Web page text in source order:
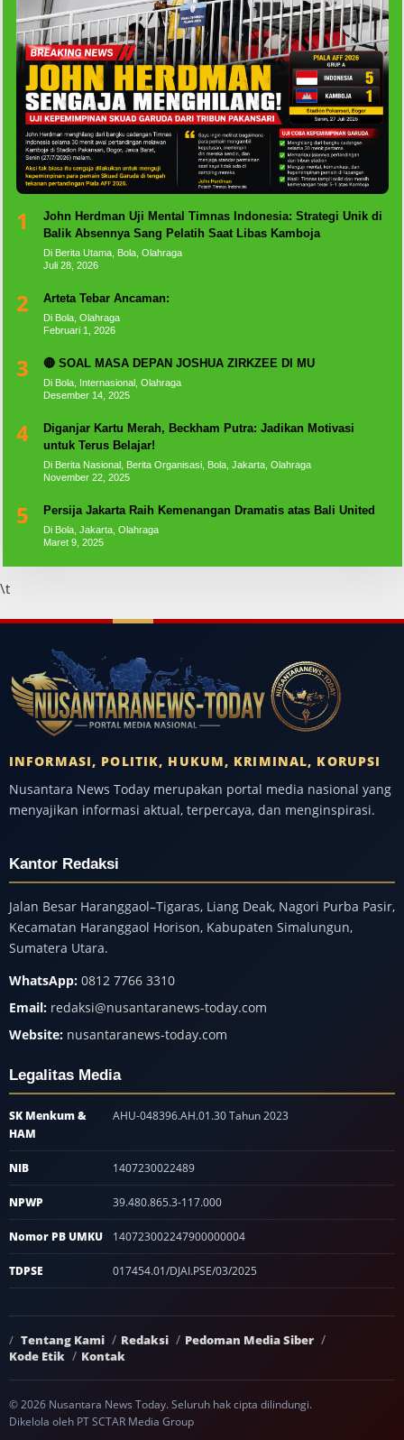
1
John Herdman Uji Mental Timnas Indonesia: Strategi Unik di
Balik Absennya Sang Pelatih Saat Libas Kamboja
Di Berita Utama, Bola, Olahraga
Juli 28, 2026
2 Arteta Tebar Ancaman:
Di Bola, Olahraga
Februari 1, 2026
3 🔴 SOAL MASA DEPAN JOSHUA ZIRKZEE DI MU
Di Bola, Internasional, Olahraga
Desember 14, 2025
4
Diganjar Kartu Merah, Beckham Putra: Jadikan Motivasi
untuk Terus Belajar!
Di Berita Nasional, Berita Organisasi, Bola, Jakarta, Olahraga
November 22, 2025
5 Persija Jakarta Raih Kemenangan Dramatis atas Bali United
Di Bola, Jakarta, Olahraga
Maret 9, 2025
\t
INFORMASI, POLITIK, HUKUM, KRIMINAL, KORUPSI
Nusantara News Today merupakan portal media nasional yang
menyajikan informasi aktual, terpercaya, dan menginspirasi.
Kantor Redaksi
Jalan Besar Haranggaol–Tigaras, Liang Deak, Nagori Purba Pasir,
Kecamatan Haranggaol Horison, Kabupaten Simalungun,
Sumatera Utara.
WhatsApp: 0812 7766 3310
Email: redaksi@nusantaranews-today.com
Website: nusantaranews-today.com
Legalitas Media
SK Menkum &
HAM
AHU-048396.AH.01.30 Tahun 2023
NIB 1407230022489
NPWP 39.480.865.3-117.000
Nomor PB UMKU 140723002247900000004
TDPSE 017454.01/DJAI.PSE/03/2025
Tentang Kami Redaksi
Pedoman Media Siber
Kode Etik
Kontak
© 2026 Nusantara News Today. Seluruh hak cipta dilindungi.
Dikelola oleh PT SCTAR Media Group